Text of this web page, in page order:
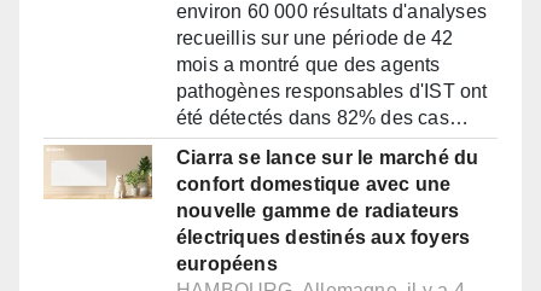
environ 60 000 résultats d'analyses
recueillis sur une période de 42
mois a montré que des agents
pathogènes responsables d'IST ont
été détectés dans 82% des cas…
Ciarra se lance sur le marché du
confort domestique avec une
nouvelle gamme de radiateurs
électriques destinés aux foyers
européens